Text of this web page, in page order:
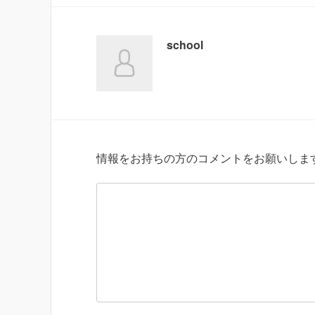
school
情報をお持ちの方のコメントをお願いしま